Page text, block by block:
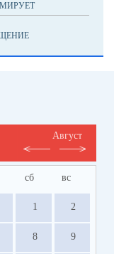
Август
сб вс
1 2
8 9